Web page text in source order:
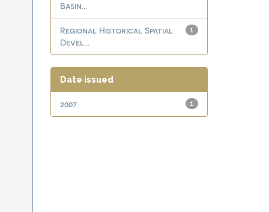
Basin...
1
Regional Historical Spatial
Devel...
Date issued
1
2007